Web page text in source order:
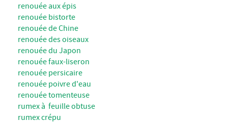
renouée aux épis
renouée bistorte
renouée de Chine
renouée des oiseaux
renouée du Japon
renouée faux-liseron
renouée persicaire
renouée poivre d'eau
renouée tomenteuse
rumex à feuille obtuse
rumex crépu